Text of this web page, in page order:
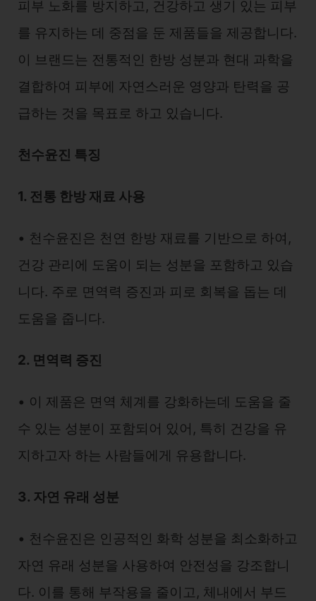
피부 노화를 방지하고, 건강하고 생기 있는 피부
를 유지하는 데 중점을 둔 제품들을 제공합니다.
이 브랜드는 전통적인 한방 성분과 현대 과학을
결합하여 피부에 자연스러운 영양과 탄력을 공
급하는 것을 목표로 하고 있습니다.
천수윤진 특징
1. 전통 한방 재료 사용
• 천수윤진은 천연 한방 재료를 기반으로 하여,
건강 관리에 도움이 되는 성분을 포함하고 있습
니다. 주로 면역력 증진과 피로 회복을 돕는 데
도움을 줍니다.
2. 면역력 증진
• 이 제품은 면역 체계를 강화하는데 도움을 줄
수 있는 성분이 포함되어 있어, 특히 건강을 유
지하고자 하는 사람들에게 유용합니다.
3. 자연 유래 성분
• 천수윤진은 인공적인 화학 성분을 최소화하고
자연 유래 성분을 사용하여 안전성을 강조합니
다. 이를 통해 부작용을 줄이고, 체내에서 부드